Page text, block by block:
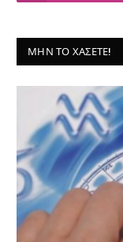
ΜΗΝ ΤΟ ΧΆΣΕΤΕ!